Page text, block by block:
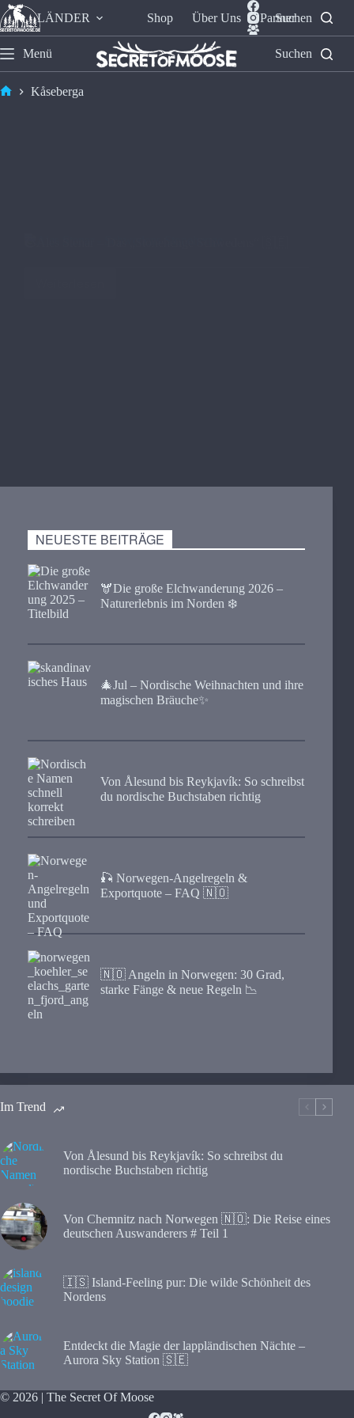
LÄNDER Shop Über Uns Partner
Suchen
Menü Suchen
Kåseberga
NEUESTE BEITRÄGE
🫎​Die große Elchwanderung 2026 –
Naturerlebnis im Norden ❄️
🎄Jul – Nordische Weihnachten und ihre
magischen Bräuche✨
Von Ålesund bis Reykjavík: So schreibst
du nordische Buchstaben richtig
🎣 Norwegen-Angelregeln &
Exportquote – FAQ 🇳🇴
🇳🇴 Angeln in Norwegen: 30 Grad,
starke Fänge & neue Regeln 📉
Im Trend
Von Ålesund bis Reykjavík: So schreibst du
nordische Buchstaben richtig
Von Chemnitz nach Norwegen 🇳🇴: Die Reise eines
deutschen Auswanderers # Teil 1
🇮🇸 Island-Feeling pur: Die wilde Schönheit des
Nordens
Entdeckt die Magie der lappländischen Nächte –
Aurora Sky Station 🇸🇪
© 2026 | The Secret Of Moose